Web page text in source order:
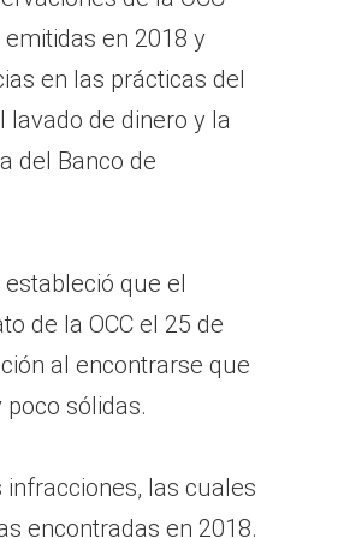
en 2018 y
en las prácticas del
de dinero y la
del Banco de
que el
de la OCC el 25 de
al encontrarse que
sólidas.
las cuales
encontradas en 2018.